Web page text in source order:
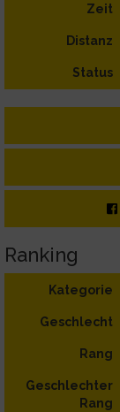
Zeit
Distanz
Status
Ranking
Kategorie
Geschlecht
Rang
Geschlechter
Rang